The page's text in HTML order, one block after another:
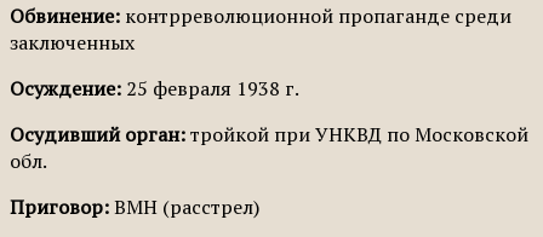
Обвинение: контрреволюционной пропаганде среди
заключенных
Осуждение: 25 февраля 1938 г.
Осудивший орган:тройкой при УНКВД по Московской
обл.
Приговор:ВМН (расстрел)